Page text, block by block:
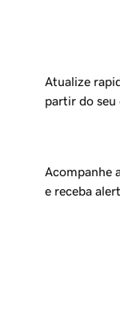
Atualize
partir do seu
Acompanhe
e receba